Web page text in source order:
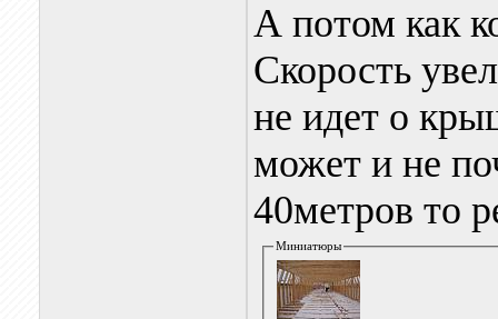
А потом как
Скорость
не идет о
может и не
40метров то
Миниатюры